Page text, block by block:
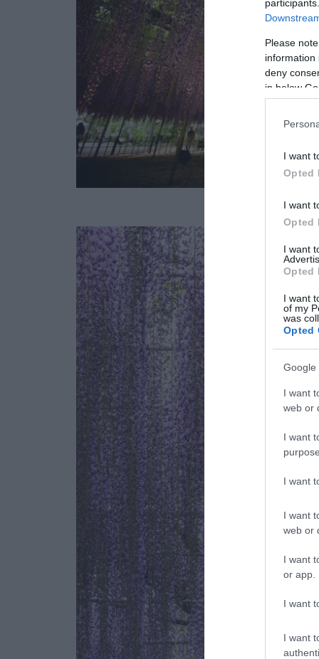
Please
information
deny
in below
I want
Opted
I want
Opted
I want
Opted
I want
of my
was
Opted
Google
I want
web or
I want
I want
I want
web or
I want
or app.
I want
I want